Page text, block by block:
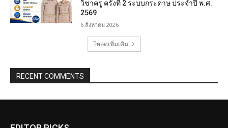
วิชาครู ครั้งที่ 2 ระบบกระดาษ ประจำปี พ.ศ.
2569
6 สิงหาคม 2026
โหลดเพิ่มเติม
RECENT COMMENTS